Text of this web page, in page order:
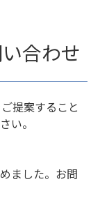
合わせ
提案すること
い。
ました。お問